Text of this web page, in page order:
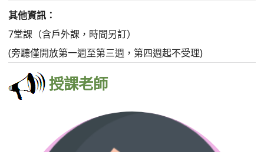
其他資訊：
7堂課（含戶外課，時間另訂）
(旁聽僅開放第一週至第三週，第四週起不受理)
授課老師